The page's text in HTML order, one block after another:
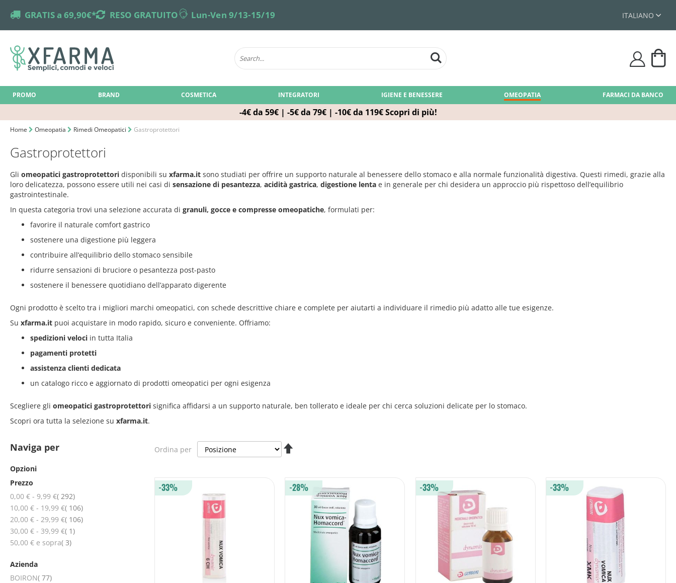
-4€ da 59€ | -5€ da 79€ | -10€ da 119€ Scopri di più!
truck GRATIS a 69,90€*returns RESO GRATUITOonline-support Lun-Ven 9/13-15/19 ITALIANO
user
PROMO BRAND COSMETICA INTEGRATORI IGIENE E BENESSERE OMEOPATIA FARMACI DA BANCO
Home Omeopatia Rimedi Omeopatici Gastroprotettori
Gastroprotettori
Gli omeopatici gastroprotettori disponibili su xfarma.it sono studiati per offrire un supporto naturale al benessere dello stomaco e alla normale funzionalità digestiva. Questi rimedi, grazie alla
loro delicatezza, possono essere utili nei casi di sensazione di pesantezza, acidità gastrica, digestione lenta e in generale per chi desidera un approccio più rispettoso dell’equilibrio
gastrointestinale.
In questa categoria trovi una selezione accurata di granuli, gocce e compresse omeopatiche, formulati per:
favorire il naturale comfort gastrico
sostenere una digestione più leggera
contribuire all’equilibrio dello stomaco sensibile
ridurre sensazioni di bruciore o pesantezza post-pasto
sostenere il benessere quotidiano dell’apparato digerente
Ogni prodotto è scelto tra i migliori marchi omeopatici, con schede descrittive chiare e complete per aiutarti a individuare il rimedio più adatto alle tue esigenze.
Su xfarma.it puoi acquistare in modo rapido, sicuro e conveniente. Offriamo:
spedizioni veloci in tutta Italia
pagamenti protetti
assistenza clienti dedicata
un catalogo ricco e aggiornato di prodotti omeopatici per ogni esigenza
Scegliere gli omeopatici gastroprotettori significa affidarsi a un supporto naturale, ben tollerato e ideale per chi cerca soluzioni delicate per lo stomaco.
Scopri ora tutta la selezione su xfarma.it.
Ordina per
-33% -28% -33% -33%
Naviga per
Opzioni
Prezzo
0,00 € - 9,99 € 292elementi
10,00 € - 19,99 € 106elementi
20,00 € - 29,99 € 106elementi
30,00 € - 39,99 € 1elemento
50,00 € e sopra 3elementi
Azienda
BOIRON 77elementi